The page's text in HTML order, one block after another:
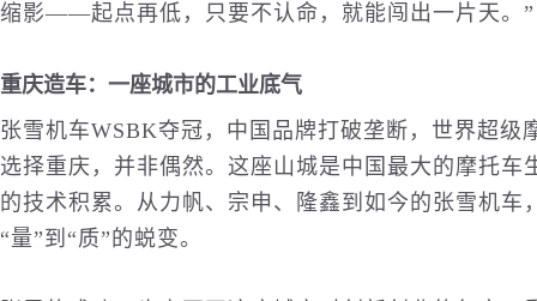
缩影——起点再低，只要不认命，就能闯出一片天。”
重庆造车：一座城市的工业底气
张雪机车WSBK夺冠，中国品牌打破垄断，世界超级
选择重庆，并非偶然。这座山城是中国最大的摩托
的技术积累。从力帆、宗申、隆鑫到如今的张雪机
“量”到“质”的蜕变。